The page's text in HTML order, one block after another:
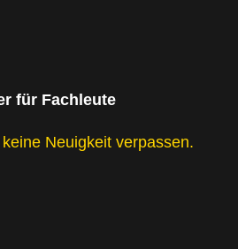
s
i
für Fachleute
Neuigkeit verpassen.